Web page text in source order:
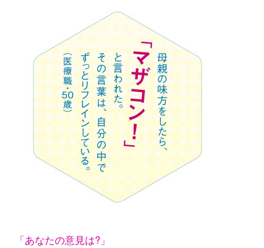
「あなたの意見は?」